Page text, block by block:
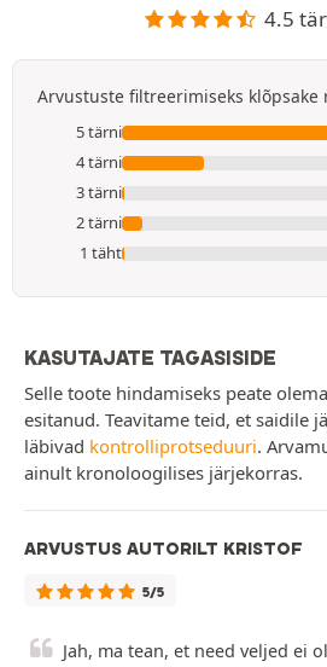
4.5
Arvustuste filtreerimiseks klõpsake
5 tärni
4 tärni
3 tärni
2 tärni
1 täht
KASUTAJATE TAGASISIDE
Selle toote hindamiseks peate
esitanud. Teavitame teid, et saidile
läbivad kontrolliprotseduuri.
ainult kronoloogilises järjekorras.
ARVUSTUS AUTORILT KRISTOF
5/5
Jah, ma tean, et need veljed ei